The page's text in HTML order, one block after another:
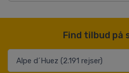
Find tilbud på